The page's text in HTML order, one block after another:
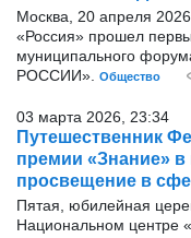
Москва, 20 апреля
«Россия» прошел
муниципального
РОССИИ».
Общество
03 марта 2026, 23:34
Путешественник
премии «Знание»
просвещение в
Пятая, юбилейная
Национальном центре